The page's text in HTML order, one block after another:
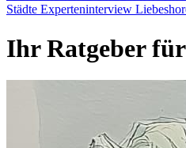
Städte Experteninterview
Ihr Ratgeber